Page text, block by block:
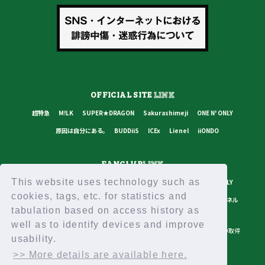
This website uses technology such as
cookies, tags, etc. for statistics and
tabulation based on access history as
well as to identify devices and improve
usability.
>> More details are available here.
OFFICIAL SITELINK
超特急 M!LK SUPER★DRAGON Sakurashimeji
ONE N' ONLY
原因は自分にある。
BUDDiiS ICEx Lienel iiONDO
FANCLUBLINK
超特急 M!LK SUPER★DRAGON Sakurashimeji
ONE N' ONLY
原因は自分にある。
BUDDiiS ICEx Lienel スターダストチャンネル
プライバシーポリシー ご利用規約 推奨環境 ヘルプ・お問い合わせ
ID取得